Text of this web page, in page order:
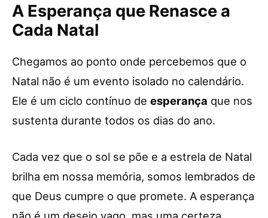
A Esperança que Renasce a
Cada Natal
Chegamos ao ponto onde percebemos que o
Natal não é um evento isolado no calendário.
Ele é um ciclo contínuo de esperança que nos
sustenta durante todos os dias do ano.
Cada vez que o sol se põe e a estrela de Natal
brilha em nossa memória, somos lembrados de
que Deus cumpre o que promete. A esperança